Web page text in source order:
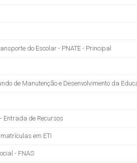
do Escolar - PNATE - Principal
de Manutenção e Desenvolvimento da
Entrada de Recursos
em ETI
- FNAS